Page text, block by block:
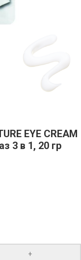
EYE CREAM
3 в 1, 20 гр
+